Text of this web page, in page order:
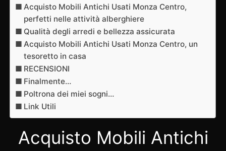
Acquisto Mobili Antichi Usati Monza Centro,
perfetti nelle attività alberghiere
Qualità degli arredi e bellezza assicurata
Acquisto Mobili Antichi Usati Monza Centro, un
tesoretto in casa
RECENSIONI
Finalmente…
Poltrona dei miei sogni…
Link Utili
Acquisto Mobili Antichi